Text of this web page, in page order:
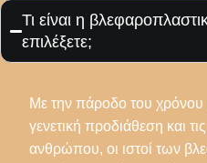
Τι είναι η
επιλέξετε;
Με την πάροδο του χρόνου
γενετική προδιάθεση και
ανθρώπου, οι ιστοί των